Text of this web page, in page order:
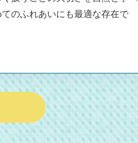
てのふれあいにも最適な存在で